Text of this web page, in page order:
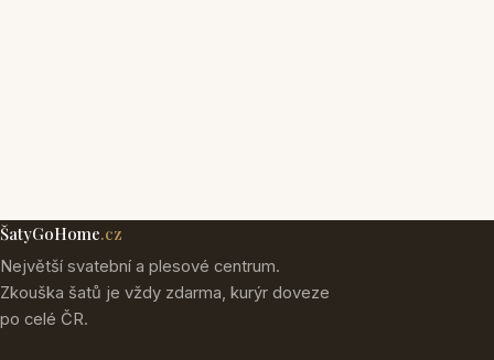
ŠatyGoHome.cz
Největší svatební a plesové centrum.
Zkouška šatů je vždy zdarma, kurýr doveze
po celé ČR.